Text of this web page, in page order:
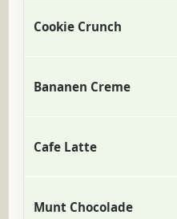
Cookie Crunch
Bananen Creme
Cafe Latte
Munt Chocolade